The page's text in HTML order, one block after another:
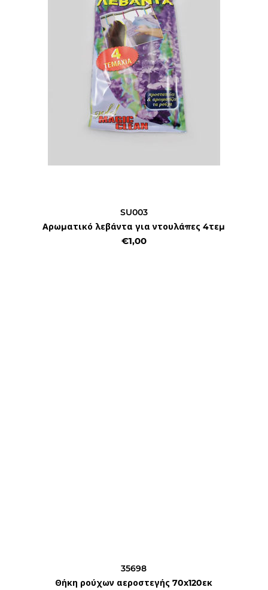
SU003
Αρωματικό λεβάντα για ντουλάπες 4τεμ
€1,00
35698
Θήκη ρούχων αεροστεγής 70x120εκ